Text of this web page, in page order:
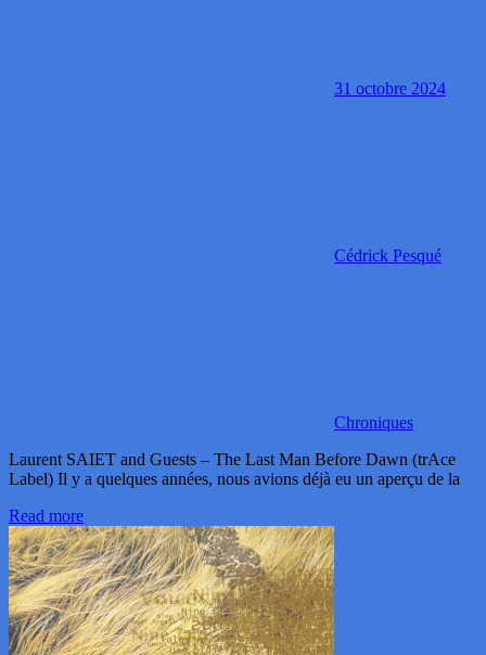
31 octobre 2024
Cédrick Pesqué
Chroniques
Laurent SAIET and Guests – The Last Man Before Dawn (trAce
Label) Il y a quelques années, nous avions déjà eu un aperçu de la
Read more